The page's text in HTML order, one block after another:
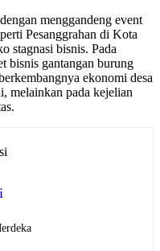
menggandeng event
Pesanggrahan di Kota
stagnasi bisnis. Pada
bisnis gantangan burung
ekonomi desa
melainkan pada kejelian